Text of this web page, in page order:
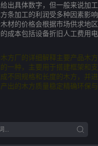
出具体数字，但一般来说加工
条加工的利润受多种因素影响
材的价格会根据市场供求地区
成本包括设备折旧人工费用电
方厂的详细解释主要产品木方
一种，主要用于搭建框架和支
不同规格和长度的木方，并进
出的木方质量稳定精确环保与